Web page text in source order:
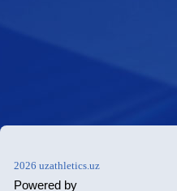
2026 uzathletics.uz
Powered by